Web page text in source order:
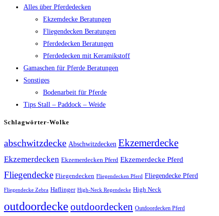
Alles über Pferdedecken
Ekzemdecke Beratungen
Fliegendecken Beratungen
Pferdedecken Beratungen
Pferdedecken mit Keramikstoff
Gamaschen für Pferde Beratungen
Sonstiges
Bodenarbeit für Pferde
Tips Stall – Paddock – Weide
Schlagwörter-Wolke
abschwitzdecke Abschwitzdecken Ekzemerdecke
Ekzemerdecken Ekzemerdecken Pferd Ekzemerdecke Pferd
Fliegendecke Fliegendecken Fliegendecken Pferd Fliegendecke Pferd
Fliegendecke Zebra Haflinger High-Neck Regendecke High Neck
outdoordecke outdoordecken Outdoordecken Pferd